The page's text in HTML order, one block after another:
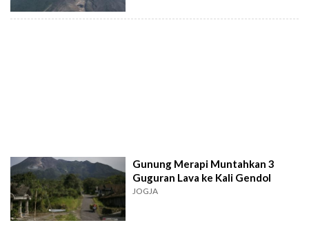
Gunung Merapi Muntahkan 3
Guguran Lava ke Kali Gendol
JOGJA